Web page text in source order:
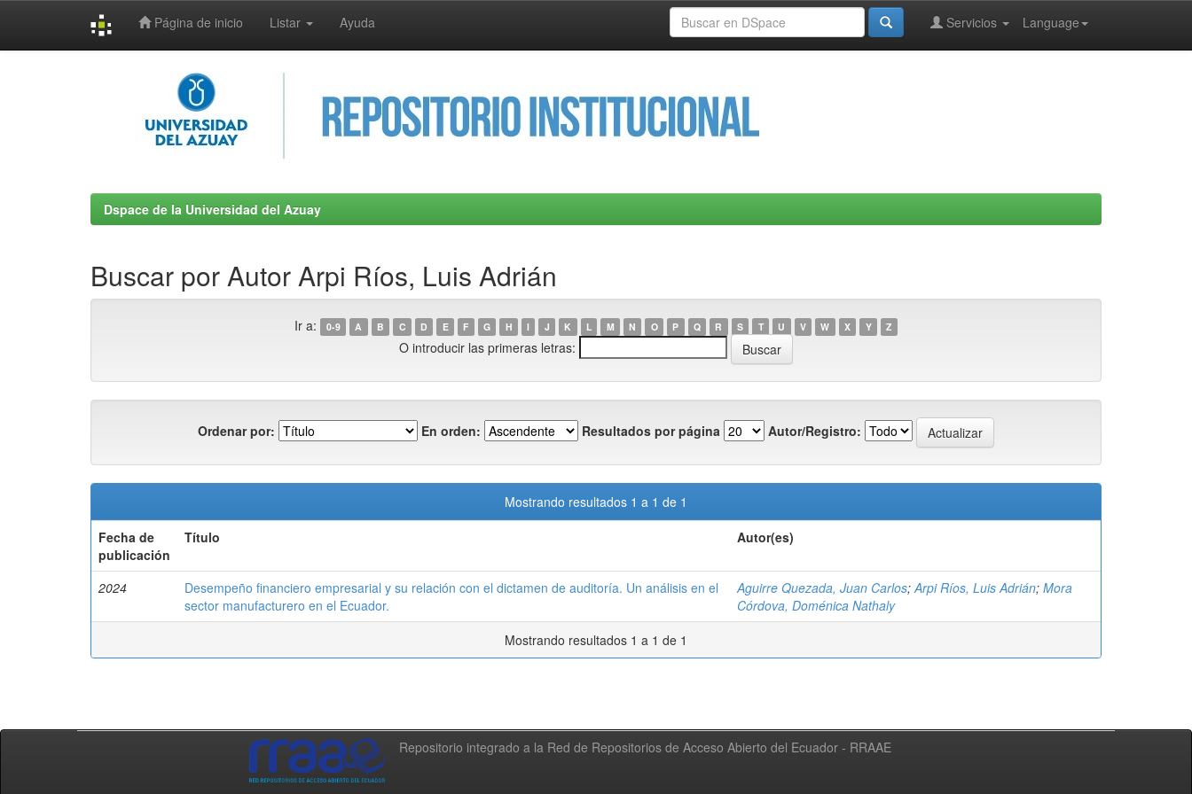
Página de inicio Listar Ayuda Language
Servicios
Dspace de la Universidad del Azuay
Buscar por Autor Arpi Ríos, Luis Adrián
Ir a: 0-9 A B C D E F G H I J K L M N O P Q R S T U V W X Y Z
O introducir las primeras letras:
Ordenar por: En orden: Resultados por página Autor/Registro:
Mostrando resultados 1 a 1 de 1
Fecha de
publicación
Título Autor(es)
2024
Desempeño financiero empresarial y su relación con el dictamen de auditoría. Un análisis en el
sector manufacturero en el Ecuador.
Aguirre Quezada, Juan Carlos;Arpi Ríos, Luis Adrián; Mora
Córdova, Doménica Nathaly
Mostrando resultados 1 a 1 de 1
Repositorio integrado a la Red de Repositorios de Acceso Abierto del Ecuador - RRAAE